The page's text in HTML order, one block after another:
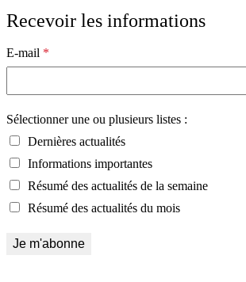
Recevoir les informations
E-mail *
Sélectionner une ou plusieurs listes :
Dernières actualités
Informations importantes
Résumé des actualités de la semaine
Résumé des actualités du mois